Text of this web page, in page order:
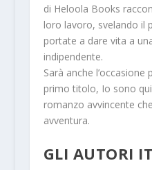
di Heloola Books
loro lavoro, svelando il
portate a dare vita a
indipendente.
Sarà anche
primo titolo, Io sono qui
romanzo avvincente
avventura.
GLI AUTORI